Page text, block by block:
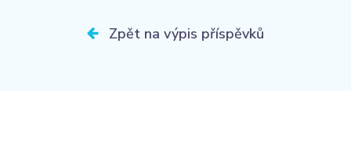
Zpět na výpis příspěvků